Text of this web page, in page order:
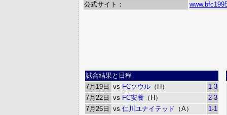
公式サイト：
試合結果と日程
7月19日
vs FCソウル （H）
1-3
7月22日
vs FC安養 （H）
2-3
7月26日
vs 仁川ユナイテッド （A）
1-1